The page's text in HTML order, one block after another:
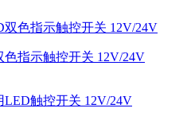
色指示触控开关 12V/24V